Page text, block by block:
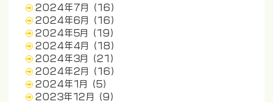
2024年7月
(16)
2024年6月
(16)
2024年5月
(19)
2024年4月
(18)
2024年3月
(21)
2024年2月
(16)
2024年1月
(5)
2023年12月
(9)